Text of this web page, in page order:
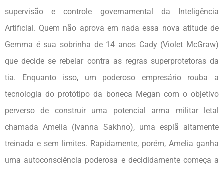
supervisão e controle governamental da Inteligência
Artificial. Quem não aprova em nada essa nova atitude de
Gemma é sua sobrinha de 14 anos Cady (Violet McGraw)
que decide se rebelar contra as regras superprotetoras da
tia. Enquanto isso, um poderoso empresário rouba a
tecnologia do protótipo da boneca Megan com o objetivo
perverso de construir uma potencial arma militar letal
chamada Amelia (Ivanna Sakhno), uma espiã altamente
treinada e sem limites. Rapidamente, porém, Amelia ganha
uma autoconsciência poderosa e decididamente começa a